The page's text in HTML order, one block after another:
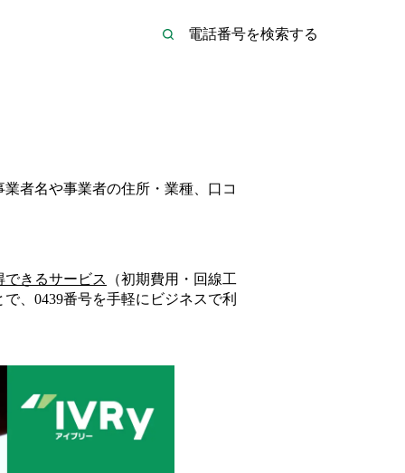
者名や事業者の住所・業種、口コ
きるサービス
（初期費用・回線工
、 0439番号を手軽にビジネスで利